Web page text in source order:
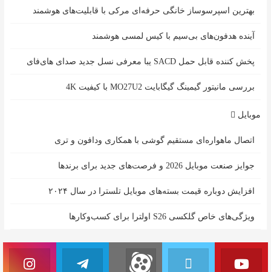
بهترین اسپرسوساز خانگی حرفه‌ای مرکی با قابلیت‌های هوشمند
آینده هدفون‌های بی‌سیم با کیس لمسی هوشمند
پخش کننده قابل حمل SACD یبا معرفی نسل جدید صدای های‌فای
بررسی مانیتور گیمینگ گیگابایت MO27U2 با کیفیت 4K
موبایل
اتصال ماهواره‌ای مستقیم گوشی‌ با همکاری ودافون و تری
جوایز صنعت موبایل 2026 و فرصت‌های جدید برای برندها
افزایش دوباره قیمت بسته‌های موبایل تلسترا در سال ۲۰۲۴
ویژگی‌های خاص گلکسی S26 اولترا برای کسب‌وکارها